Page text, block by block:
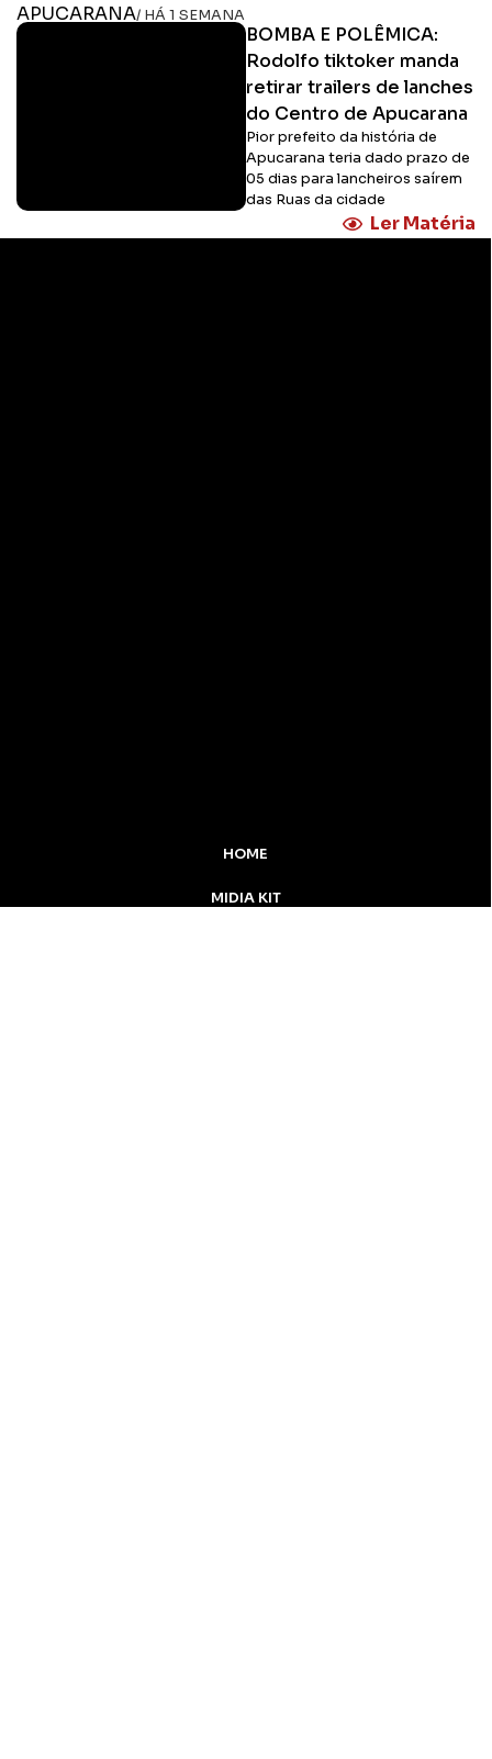
APUCARANA/ HÁ 1 SEMANA
BOMBA E POLÊMICA:
Rodolfo tiktoker manda
retirar trailers de lanches
do Centro de Apucarana
Pior prefeito da história de
Apucarana teria dado prazo de
05 dias para lancheiros saírem
das Ruas da cidade
Ler Matéria
HOME
MIDIA KIT